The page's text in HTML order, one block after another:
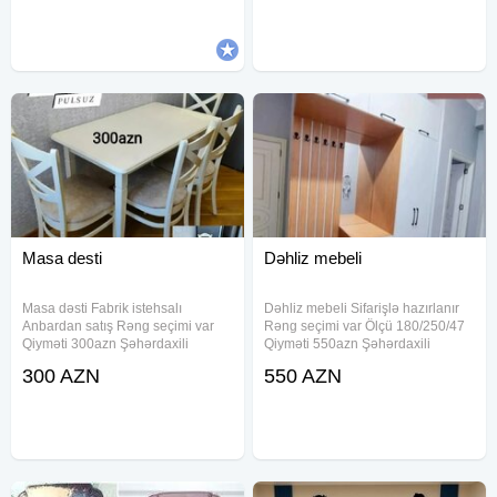
Masa desti
Masa dəsti Fabrik istehsalı
Anbardan satış Rəng seçimi var
Qiyməti 300azn Şəhərdaxili
300 AZN
Dəhliz mebeli
Dəhliz mebeli Sifarişlə hazırlanır
Rəng seçimi var Ölçü 180/250/47
Qiyməti 550azn Şəhərdaxili
550 AZN